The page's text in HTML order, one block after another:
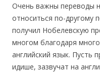
Очень важны переводы
относиться по-другому
получил Нобелевскую
многом благодаря
английский язык. Пусть
идише, зазвучат на